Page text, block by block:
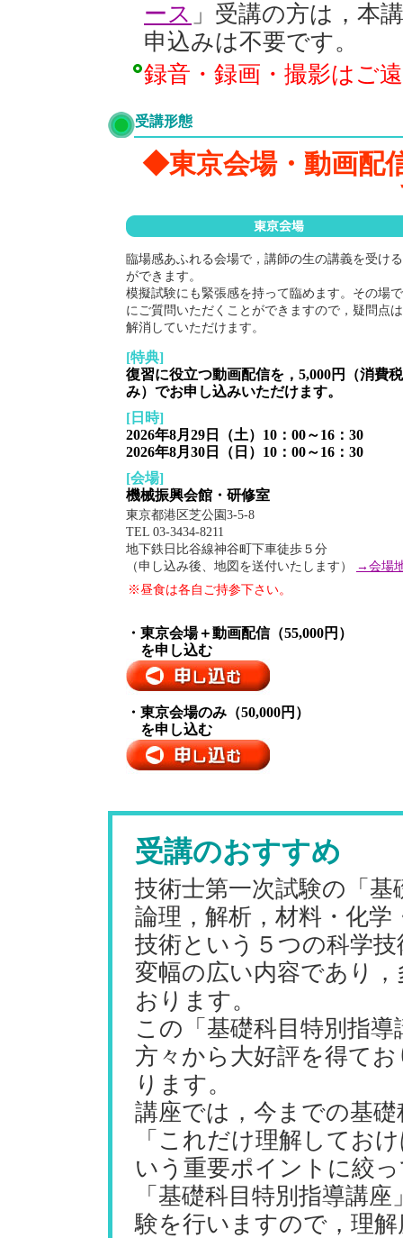
ース 」受講の方は，本
申込みは不要です。
録音・録画・撮影はご
受講形態
◆東京会場・動画配
臨場感あふれる会場で，講師の生の講義を受け
ができます。
模擬試験にも緊張感を持って臨めます。その場
にご質問いただくことができますので，疑問点
解消していただけます。
[特典]
復習に役立つ動画配信を，5,000円（消費
み）でお申し込みいただけます。
[日時]
2026年8月29日（土）10：00～16：30
2026年8月30日（日）10：00～16：30
[会場]
機械振興会館・研修室
東京都港区芝公園3-5-8
TEL 03-3434-8211
地下鉄日比谷線神谷町下車徒歩５分
（申し込み後、地図を送付いたします）
→会場
※昼食は各自ご持参下さい。
・東京会場＋動画配信（55,000円）
を申し込む
・東京会場のみ（50,000円）
を申し込む
受講のおすすめ
技術士第一次試験の「
論理，解析，材料・化
技術という５つの科学
変幅の広い内容であり
おります。
この「基礎科目特別指
方々から大好評を得て
ります。
講座では，今までの基
「これだけ理解してお
いう重要ポイントに絞
「基礎科目特別指導講
験を行いますので，理